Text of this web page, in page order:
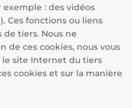
: des vidéos
Ces fonctions ou liens
tiers. Nous ne
de ces cookies, nous vous
site Internet du tiers
cookies et sur la manière